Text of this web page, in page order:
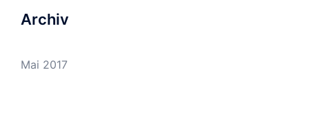
Archiv
Mai 2017